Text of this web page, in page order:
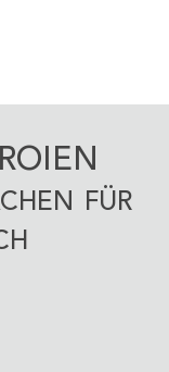
FÜR